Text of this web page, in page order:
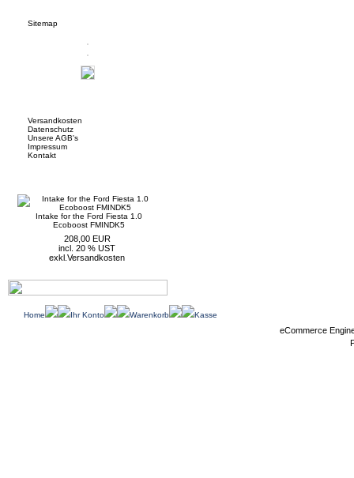
Sitemap
Versandkosten
Datenschutz
Unsere AGB's
Impressum
Kontakt
Intake for the Ford Fiesta 1.0
Ecoboost FMINDK5
208,00 EUR
incl. 20 % UST
exkl. Versandkosten
Home Ihr Konto Warenkorb Kasse
eCommerce